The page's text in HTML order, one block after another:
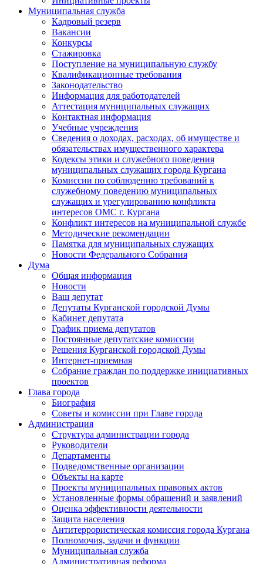
Муниципальная служба
Кадровый резерв
Вакансии
Конкурсы
Стажировка
Поступление на муниципальную службу
Квалификационные требования
Законодательство
Информация для работодателей
Аттестация муниципальных служащих
Контактная информация
Учебные учреждения
Сведения о доходах, расходах, об имуществе и
обязательствах имущественного характера
Кодексы этики и служебного поведения
муниципальных служащих города Кургана
Комиссии по соблюдению требований к
служебному поведению муниципальных
служащих и урегулированию конфликта
интересов ОМС г. Кургана
Конфликт интересов на муниципальной службе
Методические рекомендации
Памятка для муниципальных служащих
Новости Федерального Cобрания
Дума
Общая информация
Новости
Ваш депутат
Депутаты Курганской городской Думы
Кабинет депутата
График приема депутатов
Постоянные депутатские комиссии
Решения Курганской городской Думы
Интернет-приемная
Собрание граждан по поддержке инициативных
проектов
Глава города
Биография
Советы и комиссии при Главе города
Администрация
Структура администрации города
Руководители
Департаменты
Подведомственные организации
Объекты на карте
Проекты муниципальных правовых актов
Установленные формы обращений и заявлений
Оценка эффективности деятельности
Защита населения
Антитеррористическая комиссия города Кургана
Полномочия, задачи и функции
Муниципальная служба
Административная реформа